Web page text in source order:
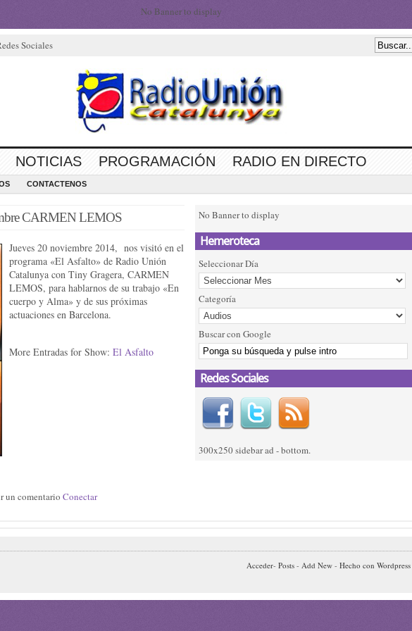
No Banner to display
Sociales
NOTICIAS PROGRAMACIÓN RADIO EN DIRECTO
CONTACTENOS
CARMEN LEMOS
Jueves 20 noviembre 2014, nos visitó en el
programa «El Asfalto» de Radio Unión
Catalunya con Tiny Gragera, CARMEN
LEMOS, para hablarnos de su trabajo «En
cuerpo y Alma» y de sus próximas
actuaciones en Barcelona.
More Entradas for Show: El Asfalto
un comentario Conectar
No Banner to display
Hemeroteca
Seleccionar Día
Categoría
Buscar con Google
Redes Sociales
300x250 sidebar ad - bottom.
Acceder- Posts - Add New - Hecho con Wordpress